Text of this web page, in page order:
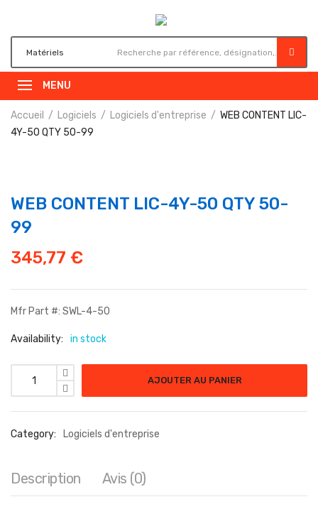
MENU
Accueil Logiciels Logiciels d'entreprise
WEB CONTENT LIC-
4Y-50 QTY 50-99
WEB CONTENT LIC-4Y-50 QTY 50-
99
345,77 €
Mfr Part #: SWL-4-50
Availability: in stock
quantité de WEB CONTENT LIC-4Y-50 QTY 50-99
AJOUTER AU PANIER
Category: Logiciels d'entreprise
Description Avis (0)